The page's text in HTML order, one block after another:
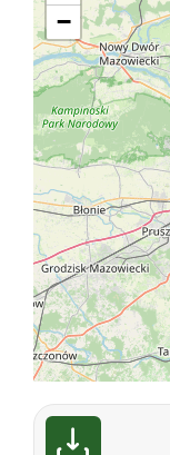
−